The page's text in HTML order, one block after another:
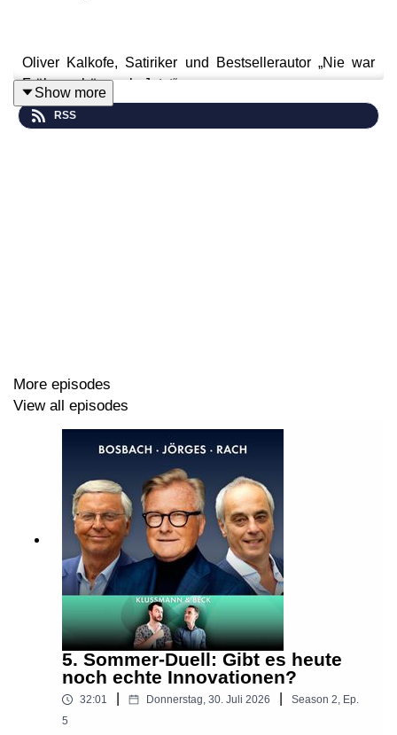
Oliver Kalkofe, Satiriker und Bestsellerautor „Nie war
Früher schöner als Jetzt“
dazu hier:
https://steady.page/de/wochentester-club/about
Vermarktung: Wake Word Network und ARD MEDIA
Fragen, Anregungen, Kritik:
kontakt@diewochentester.de
Show more
RSS
More episodes
View all episodes
5. Sommer-Duell: Gibt es heute
noch echte Innovationen?
32:01 Donnerstag, 30. Juli 2026 Season 2, Ep.
5